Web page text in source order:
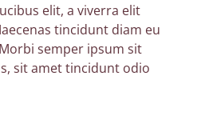
elit, a viverra elit
tincidunt diam eu
semper ipsum sit
sit amet tincidunt odio